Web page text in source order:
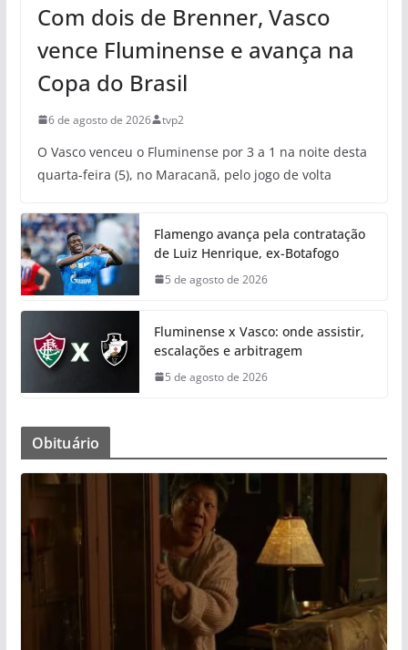
Com dois de Brenner, Vasco
vence Fluminense e avança na
Copa do Brasil
6 de agosto de 2026 tvp2
O Vasco venceu o Fluminense por 3 a 1 na noite desta
quarta-feira (5), no Maracanã, pelo jogo de volta
Flamengo avança pela contratação
de Luiz Henrique, ex-Botafogo
5 de agosto de 2026
Fluminense x Vasco: onde assistir,
escalações e arbitragem
5 de agosto de 2026
Obituário